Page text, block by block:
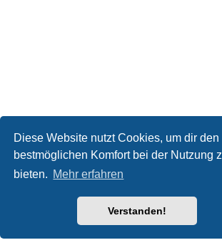
Diese Website nutzt Cookies, um dir den
bestmöglichen Komfort bei der Nutzung
bieten. Mehr erfahren
Verstanden!